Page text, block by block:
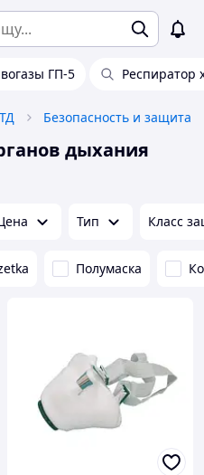
ГП-5 Респиратор
Безопасность и защита
дыхания
Тип Класс
Полумаска